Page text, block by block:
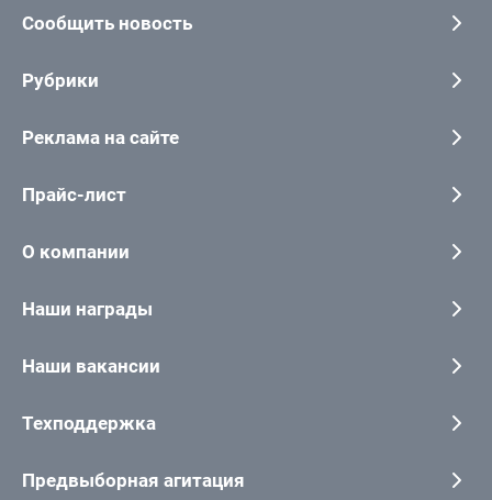
Сообщить новость
Рубрики
Реклама на сайте
Прайс-лист
О компании
Наши награды
Наши вакансии
Техподдержка
Предвыборная агитация